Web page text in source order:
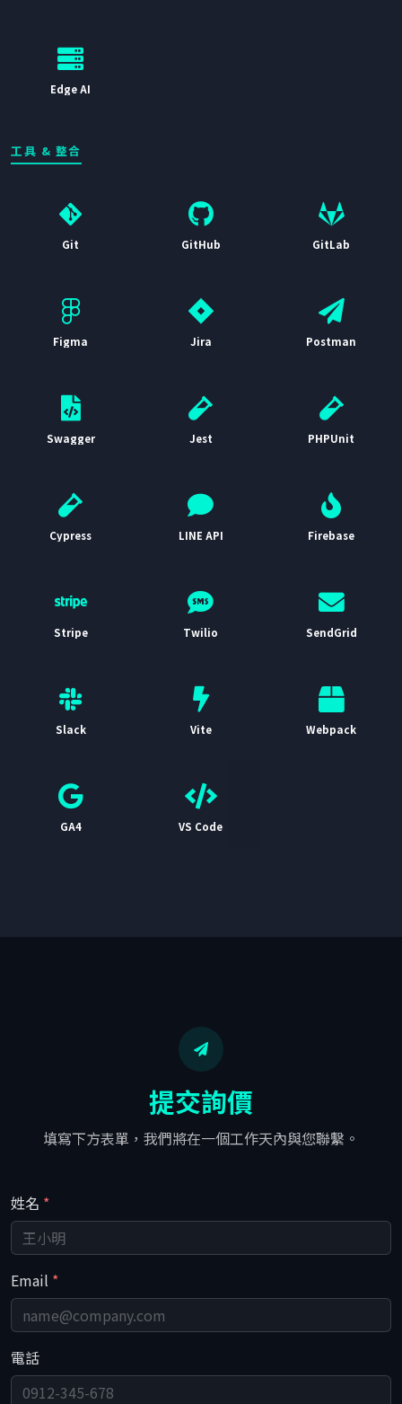
Edge AI
工具 & 整合
Git GitHub GitLab
Figma Jira Postman
Swagger Jest PHPUnit
Cypress LINE API Firebase
Stripe Twilio SendGrid
Slack Vite Webpack
GA4 VS Code
提交詢價
填寫下方表單，我們將在一個工作天內與您聯繫。
姓名 *
Email *
電話